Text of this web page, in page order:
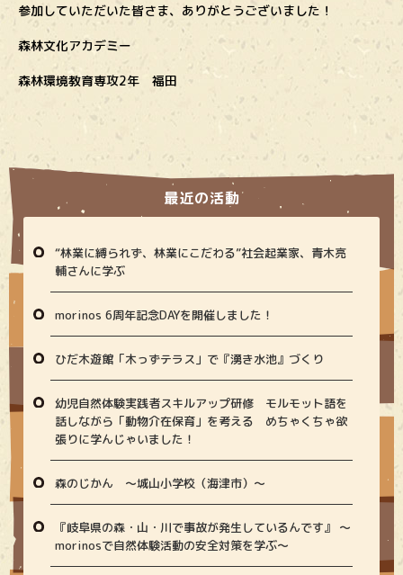
参加していただいた皆さま、ありがとうございました！
森林文化アカデミー
森林環境教育専攻2年 福田
最近の活動
“林業に縛られず、林業にこだわる”社会起業家、青木亮
輔さんに学ぶ
morinos 6周年記念DAYを開催しました！
ひだ木遊館「木っずテラス」で『湧き水池』づくり
幼児自然体験実践者スキルアップ研修 モルモット語を
話しながら「動物介在保育」を考える めちゃくちゃ欲
張りに学んじゃいました！
森のじかん 〜城山小学校（海津市）〜
『岐阜県の森・山・川で事故が発生しているんです』 〜
morinosで自然体験活動の安全対策を学ぶ〜